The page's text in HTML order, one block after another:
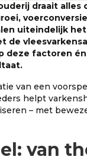
draait alles
uiteindelijk het
de
deze factoren
van een
helpt
– met
van